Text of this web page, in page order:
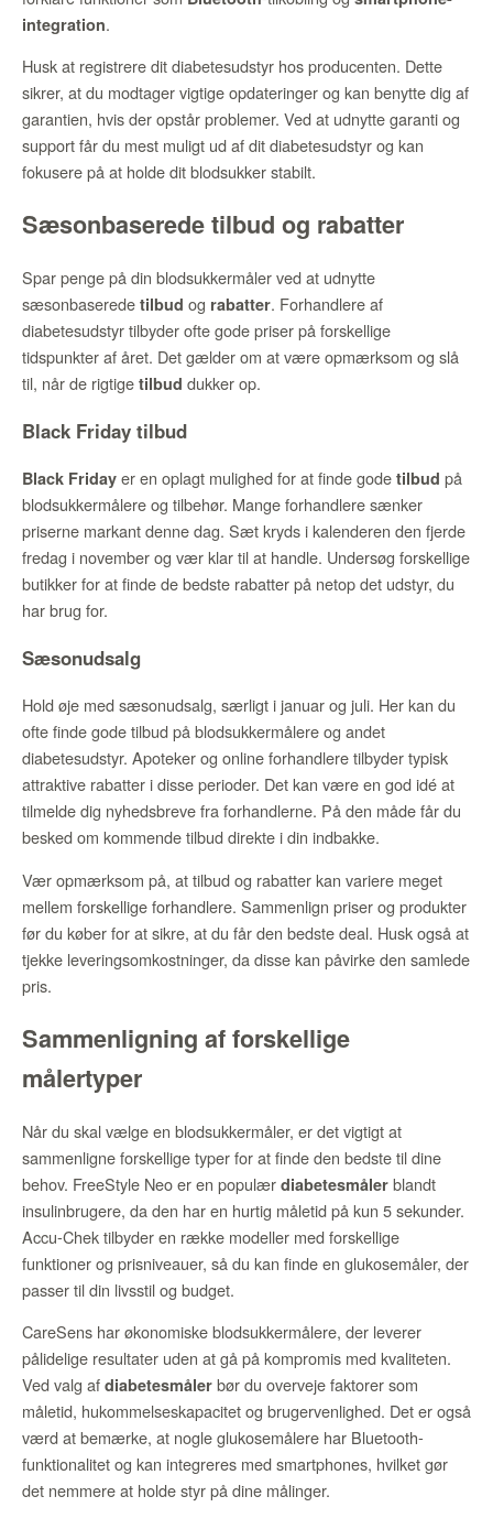
integration.
Husk at registrere dit diabetesudstyr hos producenten. Dette
sikrer, at du modtager vigtige opdateringer og kan benytte dig af
garantien, hvis der opstår problemer. Ved at udnytte garanti og
support får du mest muligt ud af dit diabetesudstyr og kan
fokusere på at holde dit blodsukker stabilt.
Sæsonbaserede tilbud og rabatter
Spar penge på din blodsukkermåler ved at udnytte
sæsonbaserede tilbud og rabatter. Forhandlere af
diabetesudstyr tilbyder ofte gode priser på forskellige
tidspunkter af året. Det gælder om at være opmærksom og slå
til, når de rigtige tilbud dukker op.
Black Friday tilbud
Black Friday er en oplagt mulighed for at finde gode tilbud på
blodsukkermålere og tilbehør. Mange forhandlere sænker
priserne markant denne dag. Sæt kryds i kalenderen den fjerde
fredag i november og vær klar til at handle. Undersøg forskellige
butikker for at finde de bedste rabatter på netop det udstyr, du
har brug for.
Sæsonudsalg
Hold øje med sæsonudsalg, særligt i januar og juli. Her kan du
ofte finde gode tilbud på blodsukkermålere og andet
diabetesudstyr. Apoteker og online forhandlere tilbyder typisk
attraktive rabatter i disse perioder. Det kan være en god idé at
tilmelde dig nyhedsbreve fra forhandlerne. På den måde får du
besked om kommende tilbud direkte i din indbakke.
Vær opmærksom på, at tilbud og rabatter kan variere meget
mellem forskellige forhandlere. Sammenlign priser og produkter
før du køber for at sikre, at du får den bedste deal. Husk også at
tjekke leveringsomkostninger, da disse kan påvirke den samlede
pris.
Sammenligning af forskellige
målertyper
Når du skal vælge en blodsukkermåler, er det vigtigt at
sammenligne forskellige typer for at finde den bedste til dine
behov. FreeStyle Neo er en populær diabetesmåler blandt
insulinbrugere, da den har en hurtig måletid på kun 5 sekunder.
Accu-Chek tilbyder en række modeller med forskellige
funktioner og prisniveauer, så du kan finde en glukosemåler, der
passer til din livsstil og budget.
CareSens har økonomiske blodsukkermålere, der leverer
pålidelige resultater uden at gå på kompromis med kvaliteten.
Ved valg af diabetesmåler bør du overveje faktorer som
måletid, hukommelseskapacitet og brugervenlighed. Det er også
værd at bemærke, at nogle glukosemålere har Bluetooth-
funktionalitet og kan integreres med smartphones, hvilket gør
det nemmere at holde styr på dine målinger.